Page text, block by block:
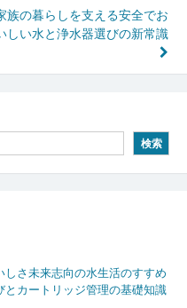
族の暮らしを支える安全でお
しい水と浄水器選びの新常識
検索
さ未来志向の水生活のすすめ
カートリッジ管理の基礎知識